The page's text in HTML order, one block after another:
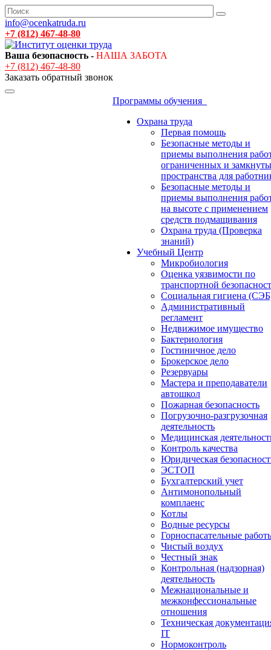
info@ocenkatruda.ru
+7 (812) 467-48-80
Ваша безопасность - НАША ЗАБОТА
+7 (812) 467-48-80
Заказать обратный звонок
Программы обучения
Охрана труда
Первая помощь
Безопасные методы и
приемы выполнения
ограниченных и
пространства для
Безопасные методы и
приемы выполнения
на высоте с применением
средств подмащивания
Охрана труда (Проверка
знаний)
Учебный Центр
Микробиология
Оценка уязвимости по
транспортной
Социальная гигиена
Административный
регламент
Недвижимое имущество
Бактериология
Гостиничное дело
Брокерское дело
Резервуары
Мастера и преподаватели
автошкол
Пожарная безопасность
Погрузочно-разгрузочная
деятельность
Медицинская
Контроль качества
Юридическая
ЭСТОП
Бухгалтерский учет
Антимонопольный
комплаенс
Котлы
Водные ресурсы
Горноспасательные
Чистый воздух
Честный знак
Контрольная (надзорная)
деятельность
Межнациональные и
межконфессиональные
отношения
Техническая
IT
Нормоконтроль